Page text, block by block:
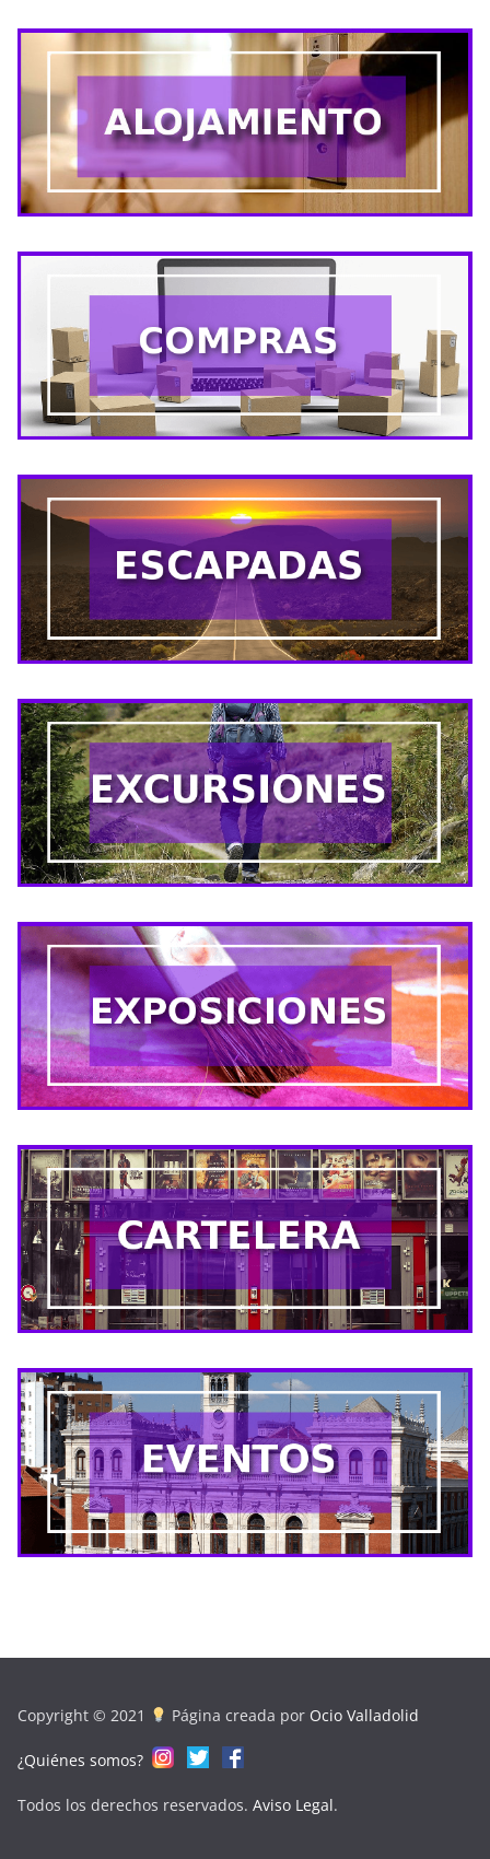
Copyright © 2021 Página creada por Ocio Valladolid
¿Quiénes somos?
Todos los derechos reservados. Aviso Legal.